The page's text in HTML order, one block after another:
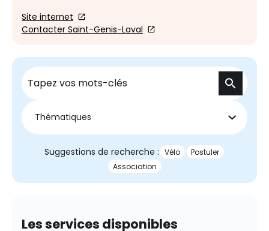
Site internet
Contacter Saint-Genis-Laval
Recherche
Thématiques
Suggestions de recherche : Vélo
Postuler
Association
Les services disponibles